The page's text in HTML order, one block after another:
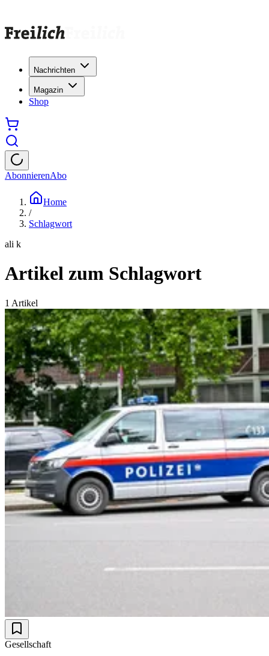
Nachrichten
Magazin
Shop
AbonnierenAbo
Home
/
Schlagwort
ali k
Artikel zum Schlagwort
1 Artikel
Gesellschaft